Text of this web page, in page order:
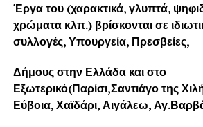
Έργα του (χαρακτικά, γλυπτά,
χρώματα κλπ.) βρίσκονται σε
συλλογές, Υπουργεία, Πρεσβείες,
Δήμους στην Ελλάδα και στο
Εξωτερικό(Παρίσι,Σαντιάγο της
Εύβοια, Χαϊδάρι, Αιγάλεω,